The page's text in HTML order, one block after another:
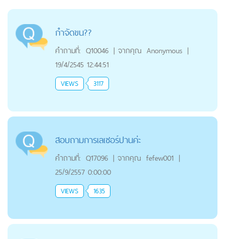
กำจัดขน??
คำถามที่: Q10046 | จากคุณ Anonymous |
19/4/2545 12:44:51
VIEWS 3117
สอบถามการเลเซอร์ปานค่ะ
คำถามที่: Q17096 | จากคุณ fefew001 |
25/9/2557 0:00:00
VIEWS 1635